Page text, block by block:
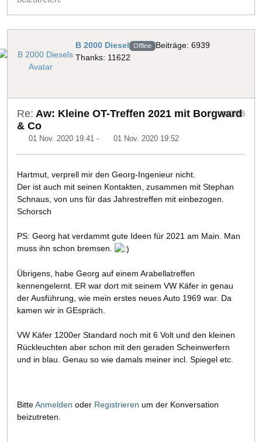
B 2000 Diesel Offline Beiträge: 6939
Thanks: 11622
Re: Aw: Kleine OT-Treffen 2021 mit Borgward
& Co
01 Nov. 2020 19:41 - 01 Nov. 2020 19:52
#40778
Hartmut, verprell mir den Georg-Ingenieur nicht.
Der ist auch mit seinen Kontakten, zusammen mit Stephan
Schnaus, von uns für das Jahrestreffen mit einbezogen.
Schorsch
PS: Georg hat verdammt gute Ideen für 2021 am Main. Man
muss ihn schon bremsen.
Übrigens, habe Georg auf einem Arabellatreffen
kennengelernt. ER war dort mit seinem VW Käfer in genau
der Ausführung, wie mein erstes neues Auto 1969 war. Da
kamen wir in GEspräch.
VW Käfer 1200er Standard noch mit 6 Volt und den kleinen
Rückleuchten aber schon mit den geraden Scheinwerfern
und in blau. Genau so wie damals meiner incl. Spiegel etc.
BitteAnmelden oder Registrieren um der Konversation
beizutreten.